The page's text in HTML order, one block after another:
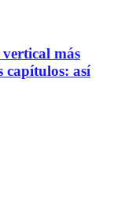
vertical más
capítulos: así